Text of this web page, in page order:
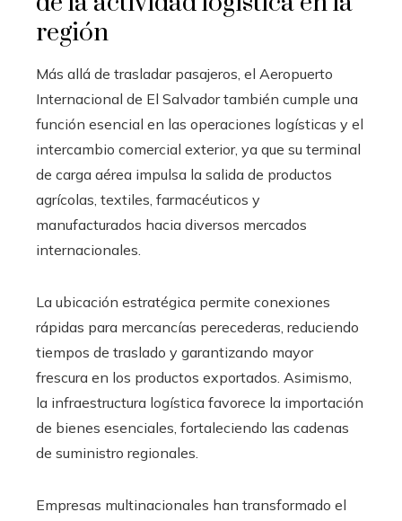
región
Más allá de trasladar pasajeros, el Aeropuerto
Internacional de El Salvador también cumple una
función esencial en las operaciones logísticas y el
intercambio comercial exterior, ya que su terminal
de carga aérea impulsa la salida de productos
agrícolas, textiles, farmacéuticos y
manufacturados hacia diversos mercados
internacionales.
La ubicación estratégica permite conexiones
rápidas para mercancías perecederas, reduciendo
tiempos de traslado y garantizando mayor
frescura en los productos exportados. Asimismo,
la infraestructura logística favorece la importación
de bienes esenciales, fortaleciendo las cadenas
de suministro regionales.
Empresas multinacionales han transformado el